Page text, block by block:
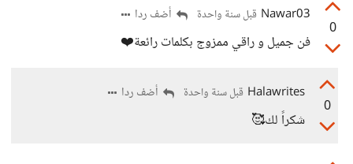
0
Nawar03 قبل سنة واحدة أضف ردا
فن جميل و راقي ممزوج بكلمات رائعة❤️
0
Halawrites قبل سنة واحدة أضف ردا
شكراً لك🥰